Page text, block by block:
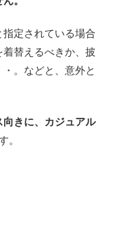
定されている場合
替えるべきか、披
。などと、意外と
きに、カジュアル
。